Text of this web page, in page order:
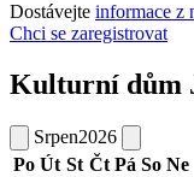
Dostávejte informace z
Chci se zaregistrovat
Kulturní dům
Srpen2026
Po Út St Čt Pá So Ne